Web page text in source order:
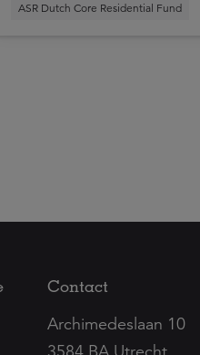
ASR Dutch Core Residential Fund
Contact
Archimedeslaan 10